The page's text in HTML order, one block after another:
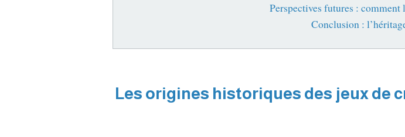
Perspectives futures : comment
Conclusion :
2. Les origines historiques des jeux